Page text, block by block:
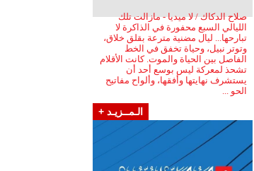
صلاح الدكاك / لا ميديا - مازالت تلك
الليالي السبع محفورة في الذاكرة لا
تبارحها... ليال مضنية مترعة بقلق خلاق،
وتوتر نبيل، وحياة تخفق في الخط
الفاصل بين الحياة والموت. كانت الأقلام
تشحذ لمعركة ليس بوسع أحد أن
يستشرف نهايتها وأفقها، وألواح مفاتيح
الحو ...
الـمــزيـد +